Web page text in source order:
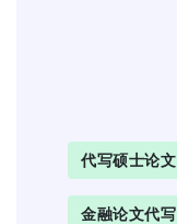
代写硕士论文
金融论文代写